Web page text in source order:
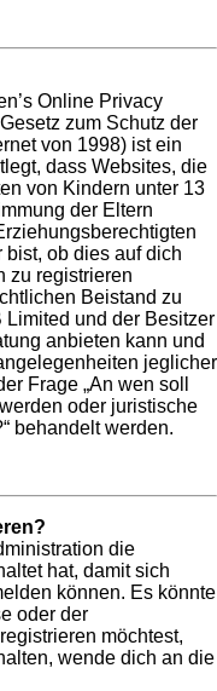
Online Privacy
zum Schutz der
von 1998) ist ein
dass Websites, die
von Kindern unter 13
der Eltern
ob dies auf dich
zu registrieren
Beistand zu
Limited und der Besitzer
anbieten kann und
jeglicher
Frage „An wen soll
oder juristische
behandelt werden.
die
hat, damit sich
können. Es könnte
oder der
möchtest,
wende dich an die